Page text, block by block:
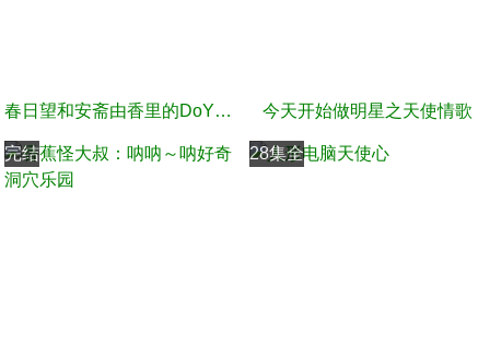
春日望和安斋由香里的DoYU~NO~theRadio 今天开始做明星之天使情歌
完结 28集全